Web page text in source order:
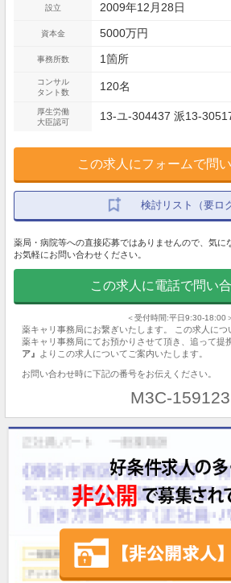
設立 2009年12月28日
資本金 5000万円
事務所数 1箇所
コンサル
タント数
120名
厚生労働
大臣認可
13-ユ-304437 派13-
この求人にフォームで問
検討リスト（要ロ
薬局・病院等への直接応募ではありませんので、気に
お気軽にお問い合わせください。
この求人に電話で問い
＜受付時間:平日9:30-18:00
薬キャリ事務局にお繋ぎいたします。 この求人に
薬キャリ事務局にてお預かりさせて頂き、追って提
ア』 よりこの求人についてご案内いたします。
お問い合わせ時に下記の番号をお伝えください。
M3C-159123